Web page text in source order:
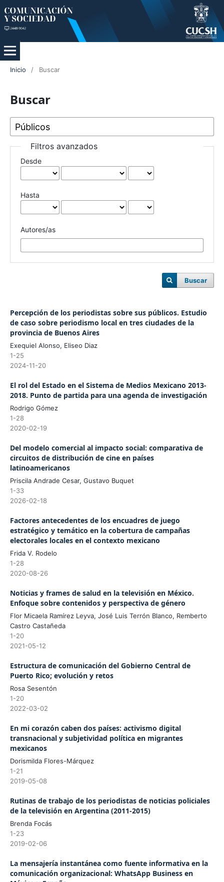
Inicio / Buscar
Buscar
Filtros avanzados
Desde
Hasta
Autores/as
Buscar
Percepción de los periodistas sobre sus públicos. Estudio
de caso sobre periodismo local en tres ciudades de la
provincia de Buenos Aires
Exequiel Alonso, Eliseo Diaz
1-25
2024-11-20
El rol del Estado en el Sistema de Medios Mexicano 2013-
2018. Punto de partida para una agenda de investigación
Rodrigo Gómez
1-28
2020-02-19
Del modelo comercial al impacto social: comparativa de
circuitos de distribución de cine en países
latinoamericanos
Priscila Andrade Cesar, Gustavo Buquet
1-33
2026-02-18
Factores antecedentes de los encuadres de juego
estratégico y temático en la cobertura de campañas
electorales locales en el contexto mexicano
Frida V. Rodelo
1-28
2020-08-26
Noticias y frames de salud en la televisión en México.
Enfoque sobre contenidos y perspectiva de género
Flor Micaela Ramírez Leyva, José Luis Terrón Blanco, Remberto
Castro Castañeda
1-20
2021-05-12
Estructura de comunicación del Gobierno Central de
Puerto Rico; evolución y retos
Rosa Sesentón
1-20
2022-03-02
En mi corazón caben dos países: activismo digital
transnacional y subjetividad política en migrantes
mexicanos
Dorismilda Flores-Márquez
1-21
2019-05-08
Rutinas de trabajo de los periodistas de noticias policiales
de la televisión en Argentina (2011-2015)
Brenda Focás
1-23
2019-02-06
La mensajería instantánea como fuente informativa en la
comunicación organizacional: WhatsApp Business en